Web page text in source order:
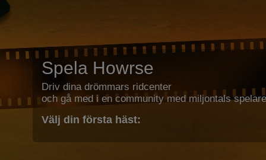
Spela Howrse
Driv dina drömmars ridcenter
och gå med i en community med miljontals
Välj din första häst: